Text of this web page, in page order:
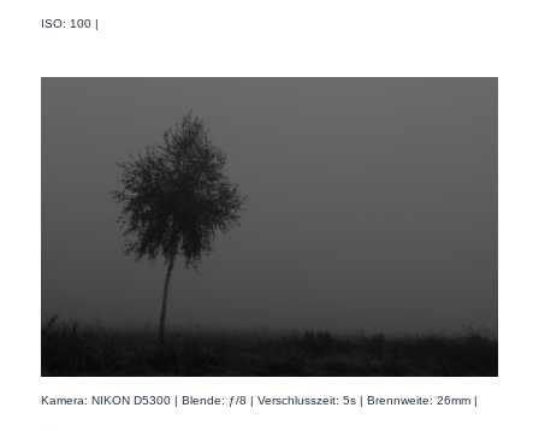
ISO: 100 |
Kamera: NIKON D5300 | Blende: ƒ/8 | Verschlusszeit: 5s | Brennweite: 26mm |